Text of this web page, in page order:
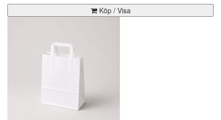
Köp / Visa